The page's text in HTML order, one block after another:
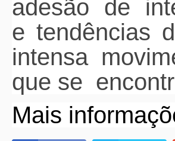
adesão de
e tendências
intensa
que se
Mais